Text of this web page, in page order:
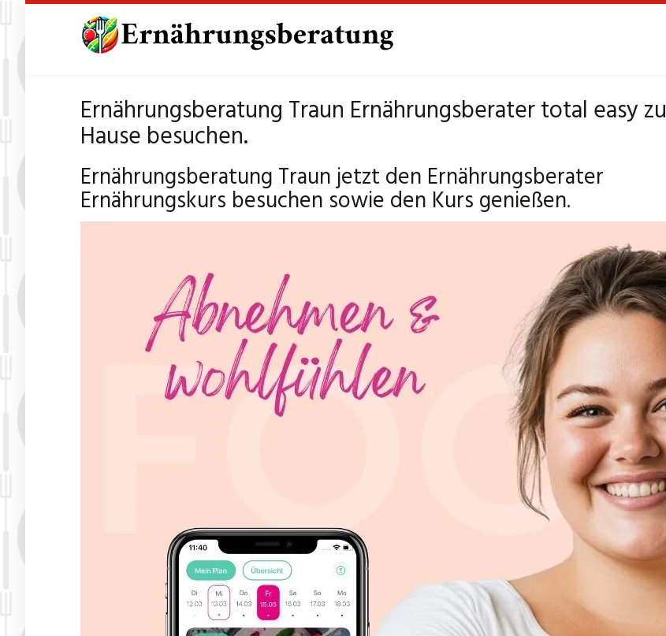
Ernährungsberatung Traun Ernährungsberater total easy zu
Hause besuchen.
Ernährungsberatung Traun jetzt den Ernährungsberater
Ernährungskurs besuchen sowie den Kurs genießen.